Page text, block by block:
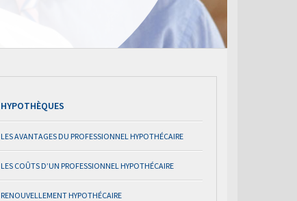
HYPOTHÈQUES
LES AVANTAGES DU PROFESSIONNEL HYPOTHÉCAIRE
LES COÛTS D’UN PROFESSIONNEL HYPOTHÉCAIRE
RENOUVELLEMENT HYPOTHÉCAIRE